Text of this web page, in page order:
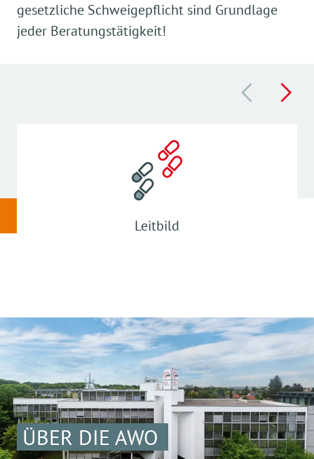
gesetzliche Schweigepflicht sind Grundlage
jeder Beratungstätigkeit!
Leitbild
ÜBER DIE AWO